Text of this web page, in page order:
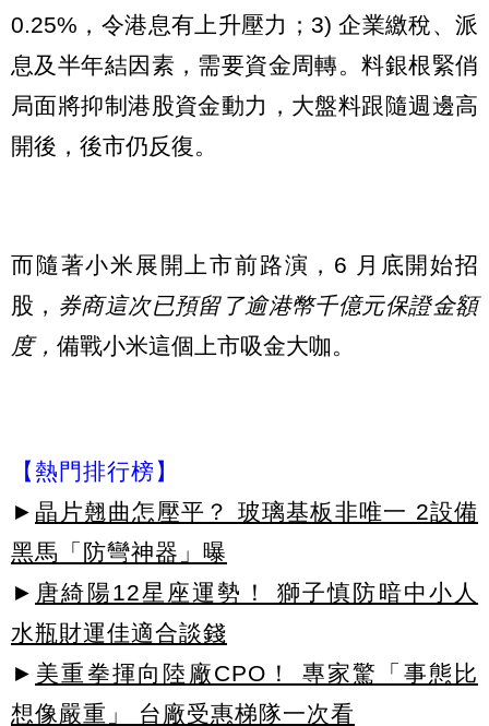
0.25%，令港息有上升壓力；3) 企業繳稅、派
息及半年結因素，需要資金周轉。料銀根緊俏
局面將抑制港股資金動力，大盤料跟隨週邊高
開後，後市仍反復。
而隨著小米展開上市前路演，6 月底開始招
股， 券商這次已預留了逾港幣千億元保證金額
度， 備戰小米這個上市吸金大咖。
【熱門排行榜】
► 晶片翹曲怎壓平？ 玻璃基板非唯一 2設備
黑馬「防彎神器」曝
► 唐綺陽12星座運勢！ 獅子慎防暗中小人
水瓶財運佳適合談錢
► 美重拳揮向陸廠CPO！ 專家驚「事態比
想像嚴重」 台廠受惠梯隊一次看